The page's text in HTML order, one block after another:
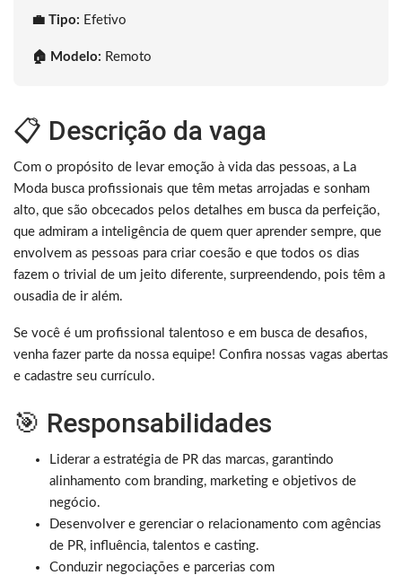
💼 Tipo: Efetivo
🏠 Modelo: Remoto
📋 Descrição da vaga
Com o propósito de levar emoção à vida das pessoas, a La
Moda busca profissionais que têm metas arrojadas e sonham
alto, que são obcecados pelos detalhes em busca da perfeição,
que admiram a inteligência de quem quer aprender sempre, que
envolvem as pessoas para criar coesão e que todos os dias
fazem o trivial de um jeito diferente, surpreendendo, pois têm a
ousadia de ir além.
Se você é um profissional talentoso e em busca de desafios,
venha fazer parte da nossa equipe! Confira nossas vagas abertas
e cadastre seu currículo.
🎯 Responsabilidades
Liderar a estratégia de PR das marcas, garantindo
alinhamento com branding, marketing e objetivos de
negócio.
Desenvolver e gerenciar o relacionamento com agências
de PR, influência, talentos e casting.
Conduzir negociações e parcerias com